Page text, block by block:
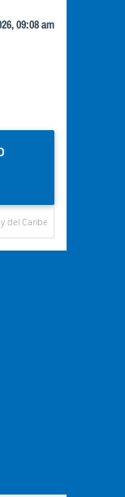
09:08 am
Murió Jorge Messi, el